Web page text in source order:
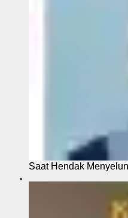
Saat Hendak